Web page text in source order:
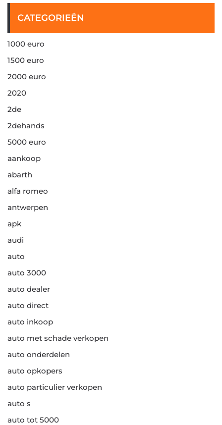
CATEGORIEËN
1000 euro
1500 euro
2000 euro
2020
2de
2dehands
5000 euro
aankoop
abarth
alfa romeo
antwerpen
apk
audi
auto
auto 3000
auto dealer
auto direct
auto inkoop
auto met schade verkopen
auto onderdelen
auto opkopers
auto particulier verkopen
auto s
auto tot 5000